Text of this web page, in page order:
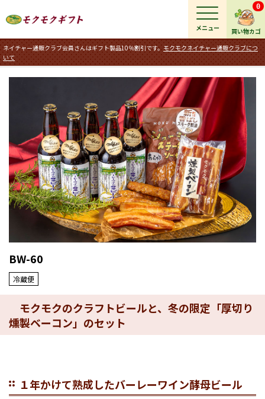
買い物カゴ
0
ネイチャー通販クラブ会員さんはギフト製品10％割引です。 モクモクネイチャー通販クラブにつ
いて
メニュー
BW-60
冷蔵便
モクモクのクラフトビールと、冬の限定「厚切り
燻製ベーコン」のセット
１年かけて熟成したバーレーワイン酵母ビール